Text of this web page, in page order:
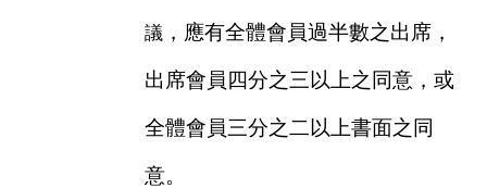
議 ，應有全體會員過半數之出席，
出席會員四分之三以上之同意，或
全體會員三分之二以上書面之同
意。